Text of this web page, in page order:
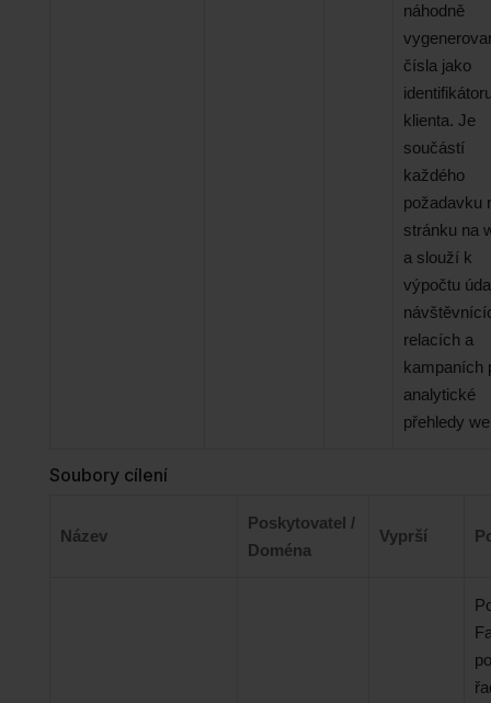
náhodně
čísla jako
klienta. Je
součástí
každého
požadavku
stránku na
a slouží k
výpočtu
relacích a
kampaních
analytické
přehledy
Soubory cílení
Název
Poskytovatel /
Doména
Vyprší